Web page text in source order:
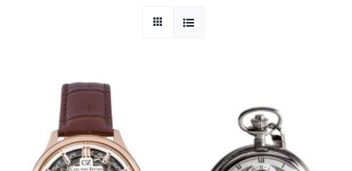
Vertrag widerrufen